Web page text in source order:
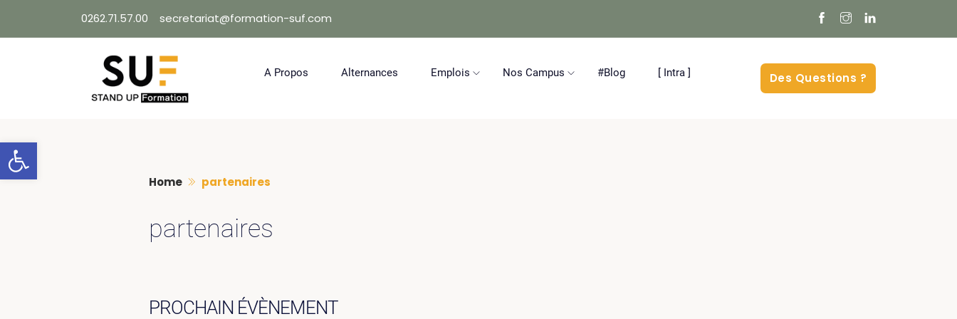
Ouvrir la barre d’outils
to
0262.71.57.00 secretariat@formation-suf.com
A Propos Alternances Emplois Nos Campus #Blog [ Intra ] Des Questions ?
Home partenaires
partenaires
PROCHAIN ÉVÈNEMENT